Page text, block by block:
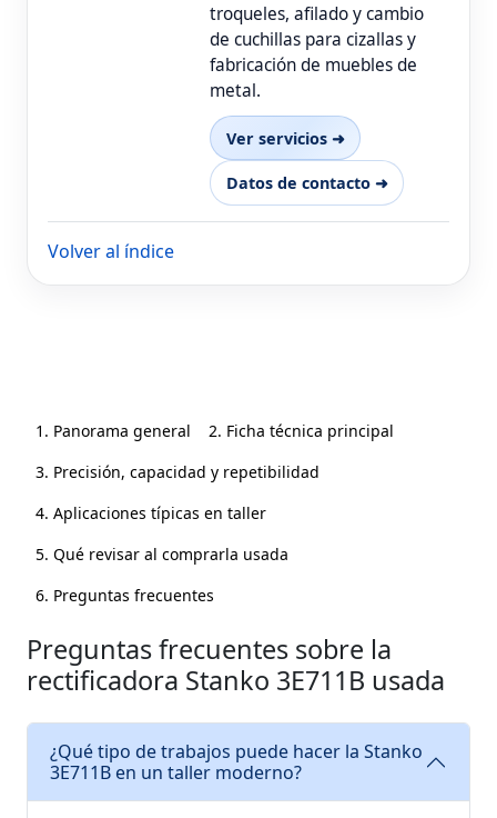
troqueles, afilado y cambio
de cuchillas para cizallas y
fabricación de muebles de
metal.
Ver servicios ➜
Datos de contacto ➜
Volver al índice
1. Panorama general
2. Ficha técnica principal
3. Precisión, capacidad y repetibilidad
4. Aplicaciones típicas en taller
5. Qué revisar al comprarla usada
6. Preguntas frecuentes
Preguntas frecuentes sobre la
rectificadora Stanko 3E711B usada
¿Qué tipo de trabajos puede hacer la Stanko
3E711B en un taller moderno?